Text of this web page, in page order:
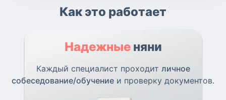
Как это работает
Надежные няни
Каждый специалист проходит личное
собеседование/обучение и проверку документов.